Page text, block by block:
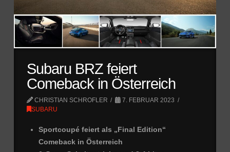
Subaru BRZ feiert
Comeback in Österreich
CHRISTIAN SCHROFLER
7. FEBRUAR 2023
SUBARU
Sportcoupé feiert als „Final Edition“
Comeback in Österreich